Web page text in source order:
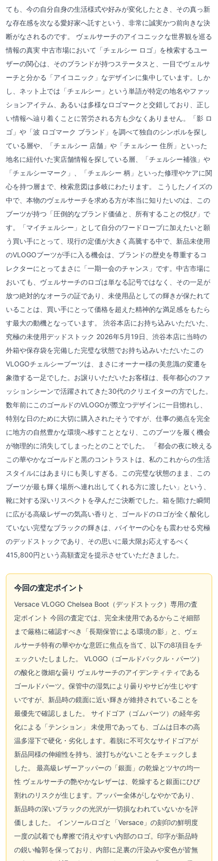
ても、今の自分自身の生活様式や好みが変化したとき、その真っ新
な存在感を次なる愛好家へ託すという、非常に誠実かつ前向きな決
断がなされるのです。 ヴェルサーチのアイコニックな世界観を巡る
情報の真実 中古市場において「チェルシー ロゴ」を検索するユー
ザーの関心は、そのブランドが持つステータスと、一目でヴェルサ
ーチと分かる「アイコニック」なデザインに集中しています。しか
し、ネット上では「チェルシー」という単語が特定の地名やファッ
ションアイテム、あるいは多様なロゴマークと交錯しており、正し
い情報へ辿り着くことに苦労される方も少なくありません。「影 ロ
ゴ」や「波 ロゴマーク ブランド」を調べて独自のシンボルを探し
ている層や、「チェルシー 店舗」や「チェルシー 住所」といった
地名に紐付いた実店舗情報を探している層、「チェルシー補強」や
「チェルシーマーク」、「チェルシー 柄」といった修理やケアに関
心を持つ層まで、検索意図は多岐にわたります。 こうしたノイズの
中で、本物のヴェルサーチを求める方が本当に知りたいのは、この
ブーツが持つ「圧倒的なブランド価値と、所有することの悦び」で
す。「マイチェルシー」として自分のワードローブに加えたいと願
う買い手にとって、現行の定価が大きく高騰する中で、新品未使用
のVLOGOブーツが手に入る機会は、ブランドの歴史を尊重するコ
レクターにとってまさに「一期一会のチャンス」です。中古市場に
おいても、ヴェルサーチのロゴは単なる記号ではなく、その一足が
放つ絶対的なオーラの証であり、未使用品としての輝きが保たれて
いることは、買い手にとって価格を超えた精神的な満足感をもたら
す最大の動機となっています。 渋谷本店にお持ち込みいただいた、
究極の未使用デッドストック 2026年5月19日、渋谷本店に当時の
外箱や保存袋を完備した完璧な状態でお持ち込みいただいたこの
VLOGOチェルシーブーツは、まさにオーナー様の美意識の変遷を
象徴する一足でした。お譲りいただいたお客様は、長年都心のファ
ッションシーンで活躍されてきた30代のクリエイターの方でした。
数年前にこのゴールドのVLOGOが際立つデザインに一目惚れし、
特別な日のために大切に購入されたそうですが、仕事の拠点を完全
に地方の自然豊かな環境へ移すこととなり、このブーツを履く機会
が物理的に消失してしまったとのことでした。 「都会の夜に映える
この華やかなゴールドと黒のコントラストは、私のこれからの生活
スタイルにはあまりにも美しすぎる。この完璧な状態のまま、この
ブーツが最も輝く場所へ連れ出してくれる方に渡したい」という、
靴に対する深いリスペクトを孕んだご決断でした。箱を開けた瞬間
に広がる高級レザーの気高い香りと、ゴールドのロゴが全く酸化し
ていない完璧なブラックの輝きは、バイヤーの心をも震わせる究極
のデッドストックであり、その思いに最大限お応えするべく
415,800円という高額査定を提示させていただきました。
今回の査定ポイント
Versace VLOGO Chelsea Boot（デッドストック）専用の査
定ポイント 今回の査定では、完全未使用であるからこそ細部
まで厳格に確認すべき「長期保管による環境の影」と、ヴェ
ルサーチ特有の華やかな意匠に焦点を当て、以下の8項目をチ
ェックいたしました。 VLOGO（ゴールドバックル・パーツ）
の酸化と微細な曇り ヴェルサーチのアイデンティティである
ゴールドパーツ。保管中の湿気により曇りやサビが生じやす
いですが、新品時の鏡面に近い輝きが維持されていることを
最優先で確認しました。 サイドゴア（ゴムパーツ）の経年劣
化による「テンション」 未使用であっても、ゴムは日本の高
温多湿下で硬化・劣化します。着脱に不可欠なサイドゴアが
新品同様の伸縮性を持ち、波打ちがないことをチェックしま
した。 最高級レザーアッパーの「銀面」の乾燥とツヤの均一
性 ヴェルサーチの艶やかなレザーは、乾燥すると銀面にひび
割れのリスクが生じます。アッパー全体がしなやかであり、
新品時の深いブラックの光沢が一切損なわれていないかを評
価しました。 インソールロゴと「Versace」の刻印の鮮明度
一度の試着でも摩擦で消えやすい内部のロゴ。印字が新品時
の鋭い輪郭を保っており、内部に足裏の汗染みや変色が皆無